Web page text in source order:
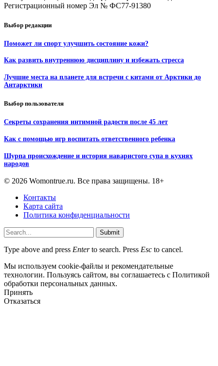
Регистрационный номер Эл № ФС77-91380
Выбор редакции
Поможет ли спорт улучшить состояние кожи?
Как развить внутреннюю дисциплину и избежать стресса
Лучшие места на планете для встречи с китами от Арктики до
Антарктики
Выбор пользователя
Секреты сохранения интимной радости после 45 лет
Как с помощью игр воспитать ответственного ребенка
Шурпа происхождение и история наваристого супа в кухнях
народов
© 2026 Womontrue.ru. Все права защищены. 18+
Контакты
Карта сайта
Политика конфиденциальности
Submit
Type above and press Enterto search. Press Esc to cancel.
Мы используем cookie-файлы и рекомендательные
технологии. Пользуясь сайтом, вы соглашаетесь с Политикой
обработки персональных данных.
Принять
Отказаться